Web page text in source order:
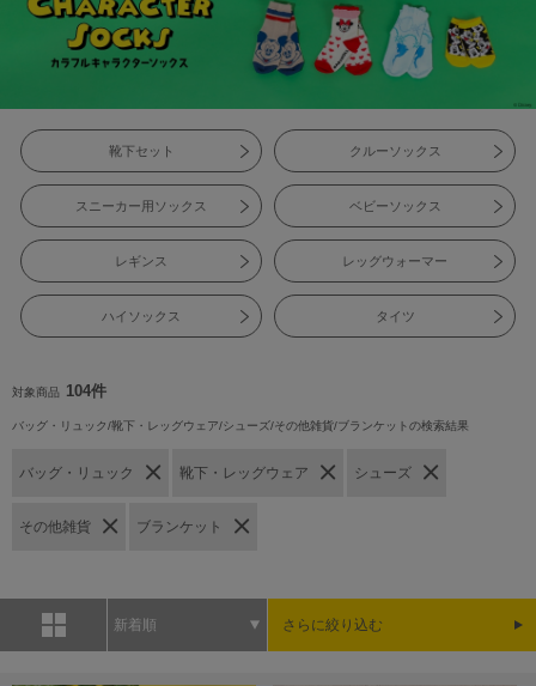
靴下セット クルーソックス
スニーカー用ソックス ベビーソックス
レギンス レッグウォーマー
ハイソックス タイツ
対象商品 104件
バッグ・リュック/靴下・レッグウェア/シューズ/その他雑貨/ブランケットの検索結果
バッグ・リュック 靴下・レッグウェア シューズ
その他雑貨 ブランケット
新着順 さらに絞り込む